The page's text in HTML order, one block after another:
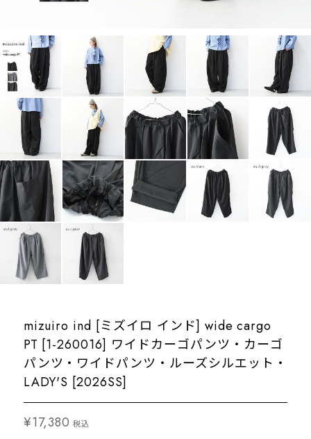
mizuiro ind [ミズイロ インド] wide cargo
PT [1-260016] ワイドカーゴパンツ・カーゴ
パンツ・ワイドパンツ・ルーズシルエット・
LADY'S [2026SS]
¥17,380 税込